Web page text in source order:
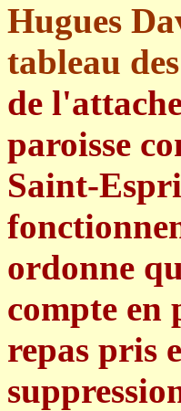
Hugues
tableau des
de
paroisse
Saint-
ordonne
compte en
repas pris